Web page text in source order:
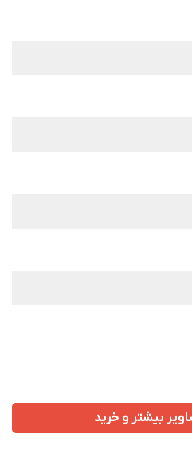
بیشتر و خرید